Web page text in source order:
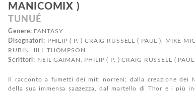
MANICOMIX )
TUNUÉ
Genere: FANTASY
Disegnatori: PHILIP ( P. ) CRAIG RUSSELL ( PAUL ), MIKE
RUBIN, JILL THOMPSON
Scrittori: NEIL GAIMAN, PHILIP ( P. ) CRAIG RUSSELL ( PAUL
Il racconto a fumetti dei miti norreni; dalla creazione dei
della sua immensa saggezza, dal martello di Thor e i più